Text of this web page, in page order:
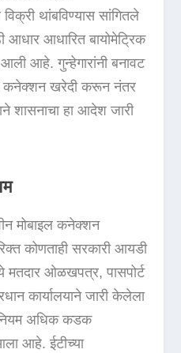
थांबविण्यास सांगितले
आधारित बायोमेट्रिक
आहे. गुन्हेगारांनी बनावट
कनेक्शन खरेदी करून नंतर
शासनाचा हा आदेश जारी
मोबाइल कनेक्शन
कोणताही सरकारी आयडी
मतदार ओळखपत्र, पासपोर्ट
कार्यालयाने जारी केलेला
नियम अधिक कडक
आहे. ईटीच्या